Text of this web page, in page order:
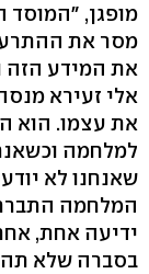
מופגן,
מסר את
את המידע הזה
אלי זעירא
את עצמו. הוא
למלחמה
שאנחנו לא
המלחמה
ידיעה אחת,
בסברה שלא